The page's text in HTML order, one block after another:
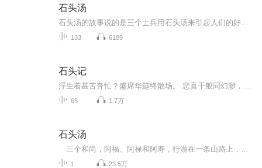
石头汤
133 6189
石头记
65 1.7万
石头汤
1 23.5万